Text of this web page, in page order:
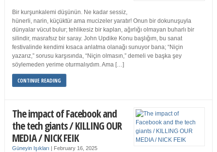
Bir kurşunkalemi düşünün. Ne kadar sessiz,
hünerli, narin, küçüktür ama mucizeler yaratır! Onun bir dokunuşuyla
dünyalar vücut bulur; tehlikesiz bir kaplan, ağırlığı olmayan buharlı bir
silindir, masrafsız bir saray. John Updike Konu başlığım, bu sanat
festivalinde kendimi kısaca anlatma olanağı sunuyor bana; “Niçin
yazarız,” sorusu karşısında, “Niçin olmasın,” demeli ve başka şey
söylemeden yerime oturmalıydım. Ama […]
CONTINUE READING
The impact of Facebook and
the tech giants / KILLING OUR
MEDIA / NICK FEIK
Güneyin Işıkları | February 16, 2025